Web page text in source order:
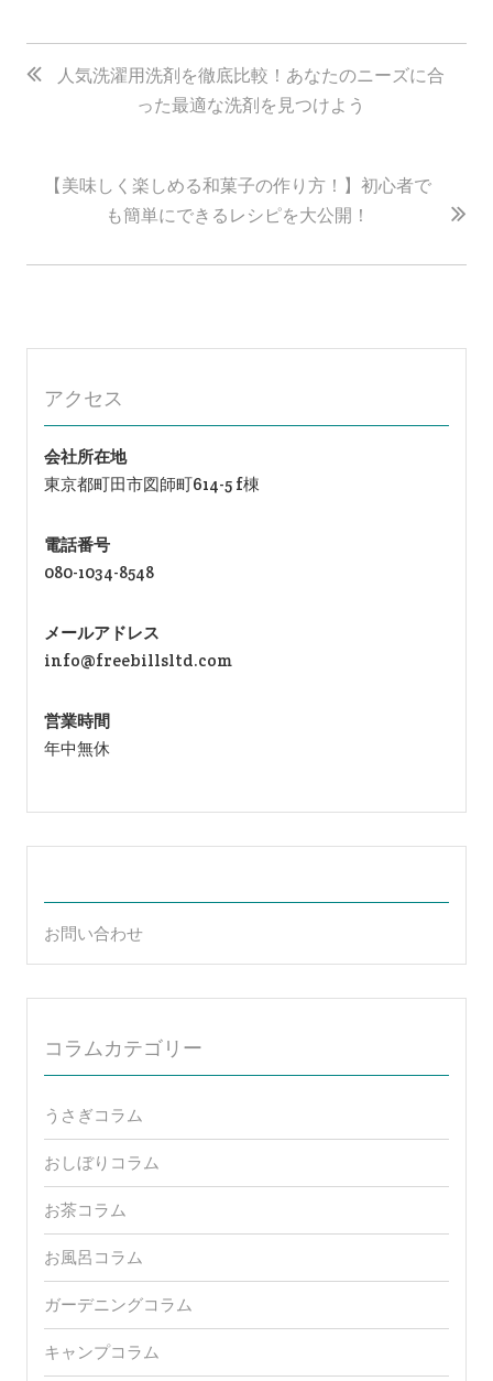
投
稿
ゲ
シ
人気洗濯用洗剤を徹底比較！あなたのニーズに合
った最適な洗剤を見つけよう
【美味しく楽しめる和菓子の作り方！】初心者で
も簡単にできるレシピを大公開！
アクセス
会社所在地
東京都町田市図師町614-5 f棟
電話番号
080-1034-8548
メールアドレス
info@freebillsltd.com
営業時間
年中無休
お問い合わせ
コラムカテゴリー
うさぎコラム
おしぼりコラム
お茶コラム
お風呂コラム
ガーデニングコラム
キャンプコラム